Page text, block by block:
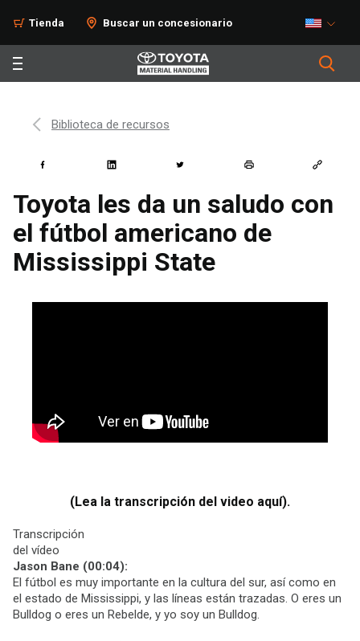
Tienda Buscar un concesionario
Biblioteca de recursos
Toyota les da un saludo con
el fútbol americano de
Mississippi State
(Lea la transcripción del video aquí).
Transcripción
del vídeo
Jason Bane (00:04):
El fútbol es muy importante en la cultura del sur, así como en
el estado de Mississippi, y las líneas están trazadas. O eres un
Bulldog o eres un Rebelde, y yo soy un Bulldog.